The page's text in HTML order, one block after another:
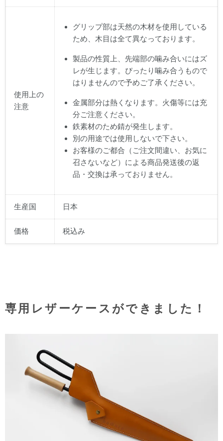
使用上の
注意
グリップ部は天然の木材を使用している
ため、木目は全て異なっております。
製品の性質上、先端部の噛み合いにはズ
レが生じます。ぴったり噛み合うもので
はりませんので予めご了承ください。
金属部分は熱くなります。火傷等には充
分ご注意ください。
鉄素材のため錆が発生します。
別の用途では使用しないで下さい。
お客様のご都合（ご注文間違い、お気に
召さないなど）による商品発送後の返
品・交換は承っておりません。
生産国 日本
価格 税込み
専用レザーケースができました！